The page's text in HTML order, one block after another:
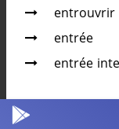
entrouvrir
entrée
entrée